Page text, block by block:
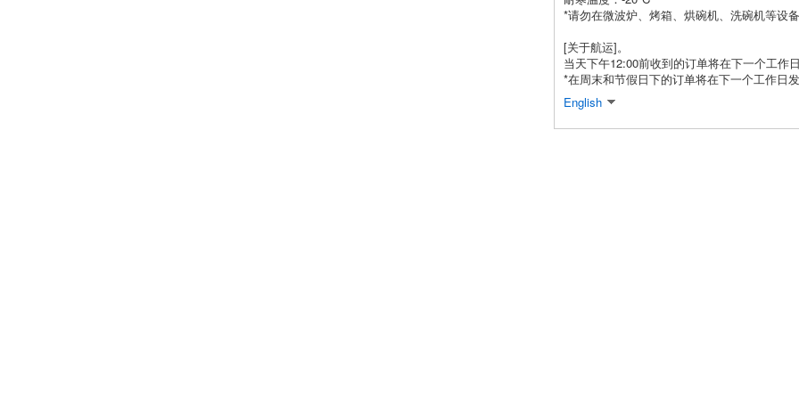
*请勿在微波炉、烤箱、烘碗机、洗碗机等设备
[关于航运]。
当天下午12:00前收到的订单将在下一个工作日
*在周末和节假日下的订单将在下一个工作日发
English